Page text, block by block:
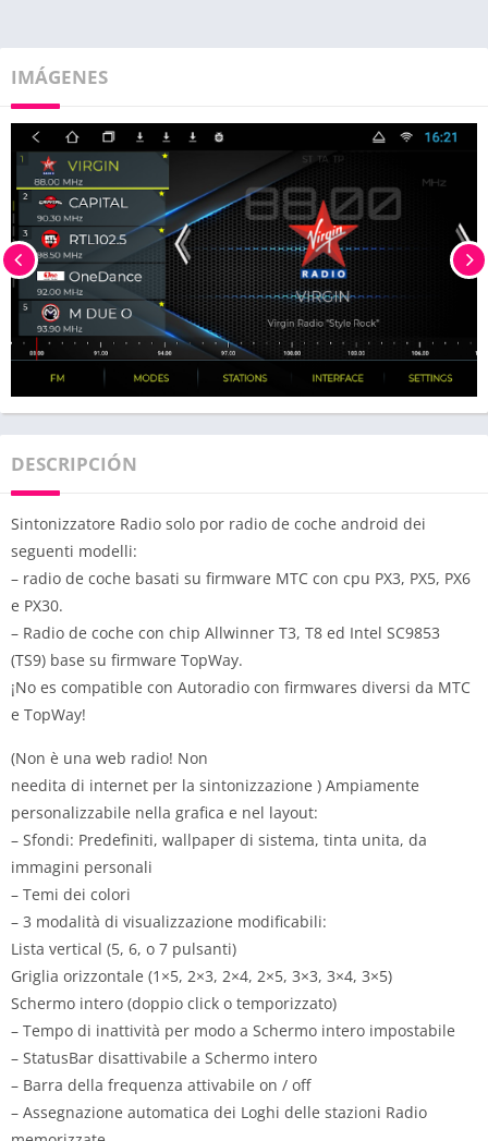
IMÁGENES
DESCRIPCIÓN
Sintonizzatore Radio solo por radio de coche android dei
seguenti modelli:
– radio de coche basati su firmware MTC con cpu PX3, PX5, PX6
e PX30.
– Radio de coche con chip Allwinner T3, T8 ed Intel SC9853
(TS9) base su firmware TopWay.
¡No es compatible con Autoradio con firmwares diversi da MTC
e TopWay!
(Non è una web radio! Non
needita di internet per la sintonizzazione ) Ampiamente
personalizzabile nella grafica e nel layout:
– Sfondi: Predefiniti, wallpaper di sistema, tinta unita, da
immagini personali
– Temi dei colori
– 3 modalità di visualizzazione modificabili:
Lista vertical (5, 6, o 7 pulsanti)
Griglia orizzontale (1×5, 2×3, 2×4, 2×5, 3×3, 3×4, 3×5)
Schermo intero (doppio click o temporizzato)
– Tempo di inattività per modo a Schermo intero impostabile
– StatusBar disattivabile a Schermo intero
– Barra della frequenza attivabile on / off
– Assegnazione automatica dei Loghi delle stazioni Radio